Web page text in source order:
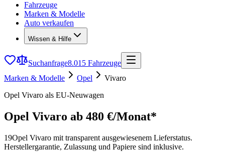
Fahrzeuge
Marken & Modelle
Auto verkaufen
Wissen & Hilfe
Suchanfrage8.015 Fahrzeuge
Marken & Modelle
Opel
Vivaro
Opel Vivaro als EU-Neuwagen
Opel Vivaro ab 480 €/Monat*
19Opel Vivaro mit transparent ausgewiesenem Lieferstatus.
Herstellergarantie, Zulassung und Papiere sind inklusive.